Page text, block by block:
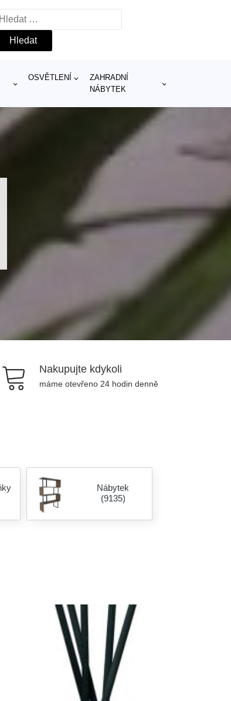
OSVĚTLENÍ
ZAHRADNÍ
NÁBYTEK
Nakupujte kdykoli
máme otevřeno 24 hodin denně
Nábytek
(9135)